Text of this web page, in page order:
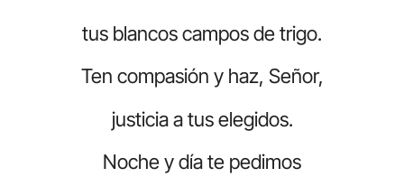
tus blancos campos de trigo.
Ten compasión y haz, Señor,
justicia a tus elegidos.
Noche y día te pedimos